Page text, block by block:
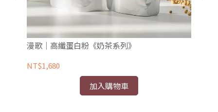
漫歌｜高纖蛋白粉《奶茶系列》
NT$1,680
加入購物車